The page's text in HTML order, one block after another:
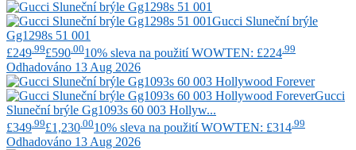
Gucci Sluneční brýle
Gg1298s 51 001
£249 .99£590 .0010% sleva na použití WOWTEN: £224 .99
Odhadováno 13 Aug 2026
Gucci
Sluneční brýle Gg1093s 60 003 Hollyw...
£349.99£1,230.0010% sleva na použití WOWTEN: £314.99
Odhadováno 13 Aug 2026